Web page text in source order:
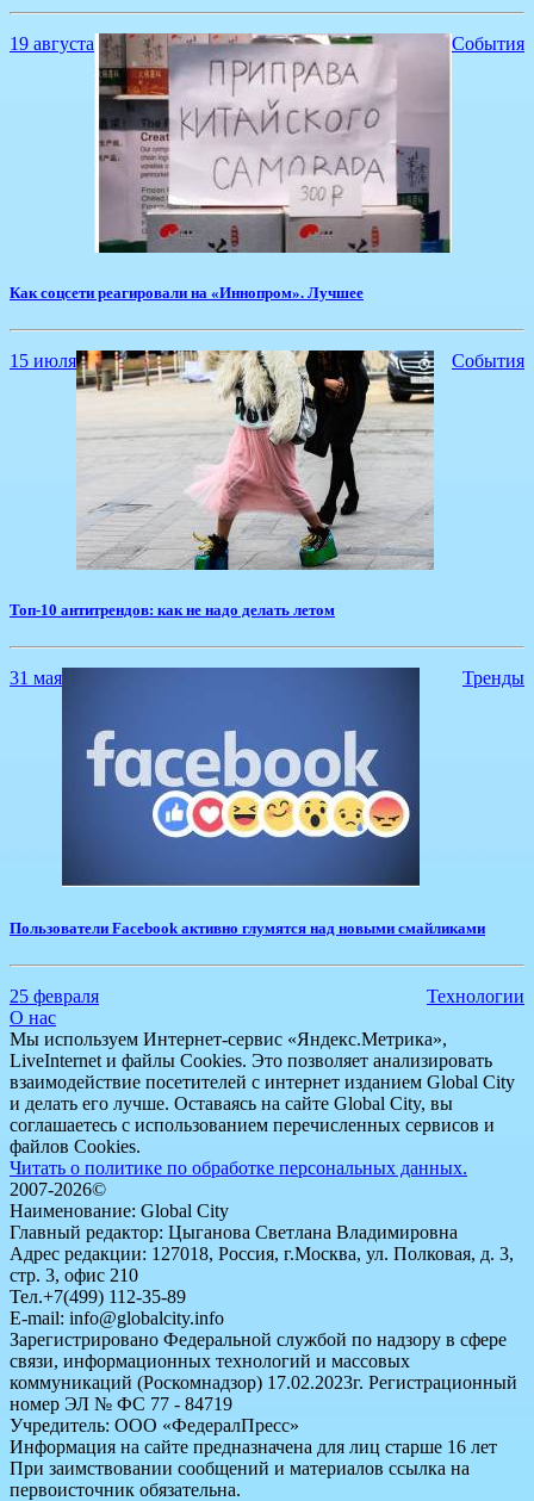
19 августа События
Как соцсети реагировали на «Иннопром». Лучшее
15 июля События
Топ-10 антитрендов: как не надо делать летом
31 мая Тренды
Пользователи Facebook активно глумятся над новыми смайликами
25 февраля
Технологии
О нас
Мы используем Интернет-сервис «Яндекс.Метрика»,
LiveInternet и файлы Cookies. Это позволяет анализировать
взаимодействие посетителей с интернет изданием Global City
и делать его лучше. Оставаясь на сайте Global City, вы
соглашаетесь с использованием перечисленных сервисов и
файлов Cookies.
Читать о политике по обработке персональных данных.
2007-2026©
Наименование: Global City
Главный редактор: Цыганова Светлана Владимировна
Адрес редакции: 127018, Россия, г.Москва, ул. Полковая, д. 3,
стр. 3, офис 210
Тел.+7(499) 112-35-89
E-mail: info@globalcity.info
Зарегистрировано Федеральной службой по надзору в сфере
связи, информационных технологий и массовых
коммуникаций (Роскомнадзор) 17.02.2023г. Регистрационный
номер ЭЛ № ФС 77 - 84719
Учредитель: ООО «ФедералПресс»
Информация на сайте предназначена для лиц старше 16 лет
При заимствовании сообщений и материалов ссылка на
первоисточник обязательна.